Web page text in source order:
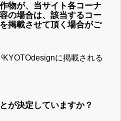
物が、当サイト各コーナ
の場合は、該当するコー
掲載させて頂く場合がご
に掲載される
が決定していますか？